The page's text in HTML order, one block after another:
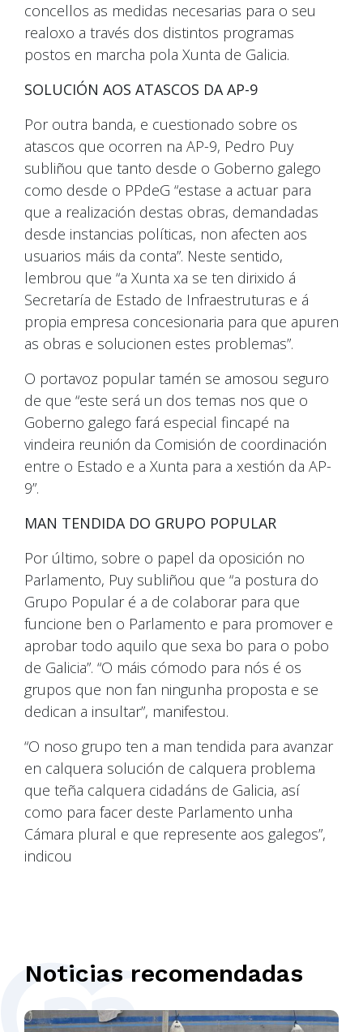
concellos as medidas necesarias para o seu
realoxo a través dos distintos programas
postos en marcha pola Xunta de Galicia.
SOLUCIÓN AOS ATASCOS DA AP-9
Por outra banda, e cuestionado sobre os
atascos que ocorren na AP-9, Pedro Puy
subliñou que tanto desde o Goberno galego
como desde o PPdeG “estase a actuar para
que a realización destas obras, demandadas
desde instancias políticas, non afecten aos
usuarios máis da conta”. Neste sentido,
lembrou que “a Xunta xa se ten dirixido á
Secretaría de Estado de Infraestruturas e á
propia empresa concesionaria para que apuren
as obras e solucionen estes problemas”.
O portavoz popular tamén se amosou seguro
de que “este será un dos temas nos que o
Goberno galego fará especial fincapé na
vindeira reunión da Comisión de coordinación
entre o Estado e a Xunta para a xestión da AP-
9”.
MAN TENDIDA DO GRUPO POPULAR
Por último, sobre o papel da oposición no
Parlamento, Puy subliñou que “a postura do
Grupo Popular é a de colaborar para que
funcione ben o Parlamento e para promover e
aprobar todo aquilo que sexa bo para o pobo
de Galicia”. “O máis cómodo para nós é os
grupos que non fan ningunha proposta e se
dedican a insultar”, manifestou.
“O noso grupo ten a man tendida para avanzar
en calquera solución de calquera problema
que teña calquera cidadáns de Galicia, así
como para facer deste Parlamento unha
Cámara plural e que represente aos galegos”,
indicou
Noticias recomendadas